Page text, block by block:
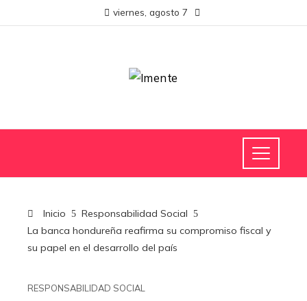
viernes, agosto 7
Inicio
Responsabilidad Social
La banca hondureña reafirma su compromiso fiscal y
su papel en el desarrollo del país
RESPONSABILIDAD SOCIAL